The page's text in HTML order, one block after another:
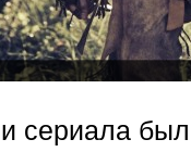
сериала